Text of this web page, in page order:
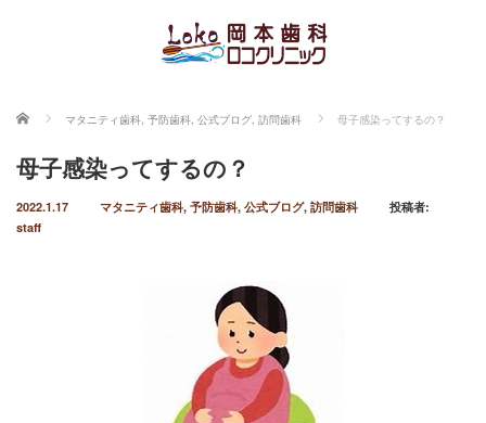
ホーム マタニティ歯科, 予防歯科, 公式ブログ, 訪問歯科 母子感染ってするの？
母子感染ってするの？
2022.1.17 マタニティ歯科, 予防歯科, 公式ブログ, 訪問歯科
投稿者:
staff